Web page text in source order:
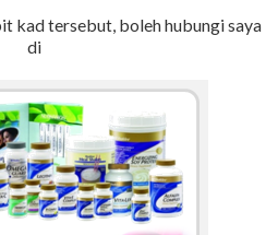
kad tersebut, boleh hubungi saya
di